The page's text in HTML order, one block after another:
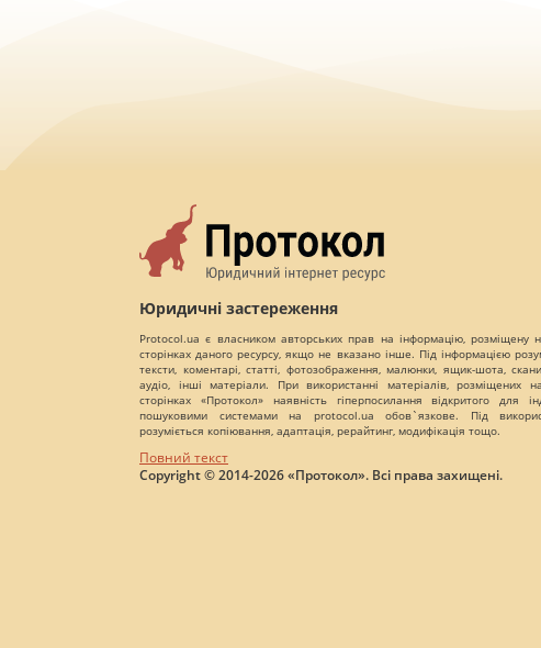
Юридичні застереження
Protocol.ua є власником авторських прав на інформацію, розміщену
сторінках даного ресурсу, якщо не вказано інше. Під інформацією
тексти, коментарі, статті, фотозображення, малюнки, ящик-шота,
аудіо, інші матеріали. При використанні матеріалів, розміщених
сторінках «Протокол» наявність гіперпосилання відкритого для
пошуковими системами на protocol.ua обов`язкове. Під
розуміється копіювання, адаптація, рерайтинг, модифікація тощо.
Повний текст
Copyright © 2014-2026 «Протокол». Всі права захищені.